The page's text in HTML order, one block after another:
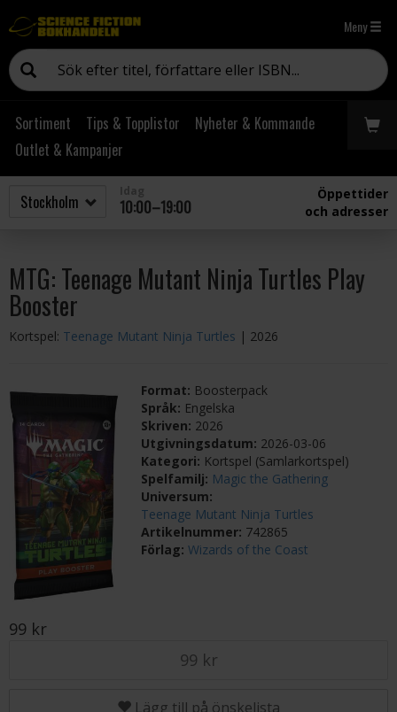
Meny
Sortiment Tips & Topplistor
Nyheter & Kommande
Outlet & Kampanjer
10:00–19:00
Öppettider
och adresser
MTG: Teenage Mutant Ninja Turtles Play
Booster
Kortspel: Teenage Mutant Ninja Turtles | 2026
Format: Boosterpack
Språk: Engelska
Skriven: 2026
Utgivningsdatum: 2026-03-06
Kategori: Kortspel (Samlarkortspel)
Spelfamilj: Magic the Gathering
Universum:
Teenage Mutant Ninja Turtles
Artikelnummer: 742865
Förlag:Wizards of the Coast
99 kr
99 kr
Lägg till på önskelista